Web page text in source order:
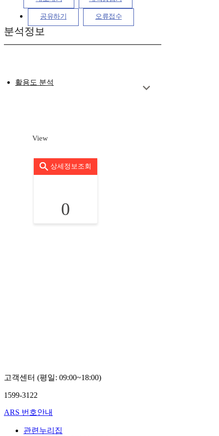
공유하기 오류접수
분석정보
활용도 분석
View
상세정보조회
0
고객센터 (평일: 09:00~18:00)
1599-3122
ARS 번호안내
관련누리집